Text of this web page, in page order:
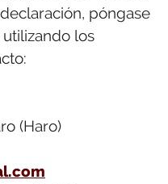
póngase
los
(Haro)